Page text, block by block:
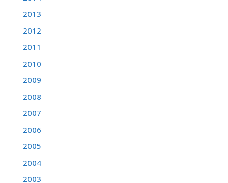
2013
2012
2011
2010
2009
2008
2007
2006
2005
2004
2003